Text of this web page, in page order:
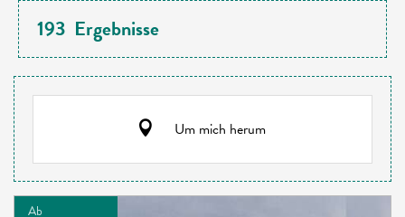
193 Ergebnisse
Um mich herum
Ab